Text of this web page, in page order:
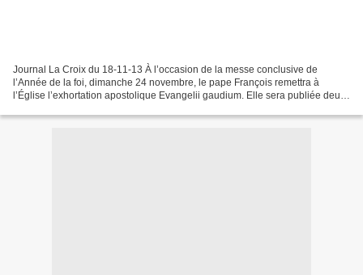
Journal La Croix du 18-11-13 À l’occasion de la messe conclusive de
l’Année de la foi, dimanche 24 novembre, le pape François remettra à
l’Église l’exhortation apostolique Evangelii gaudium. Elle sera publiée deux